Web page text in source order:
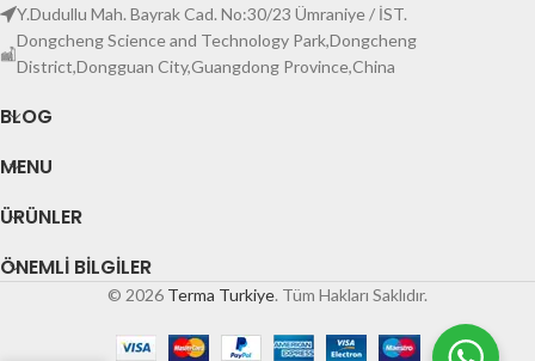
Y.Dudullu Mah. Bayrak Cad. No:30/23 Ümraniye / İST.
Dongcheng Science and Technology Park,Dongcheng
District,Dongguan City,Guangdong Province,China
BLOG
MENU
ÜRÜNLER
ÖNEMLI BILGILER
© 2026 Terma Turkiye. Tüm Hakları Saklıdır.